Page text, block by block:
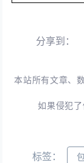
分享到：
本站所有文章、
如果侵犯了
标签：